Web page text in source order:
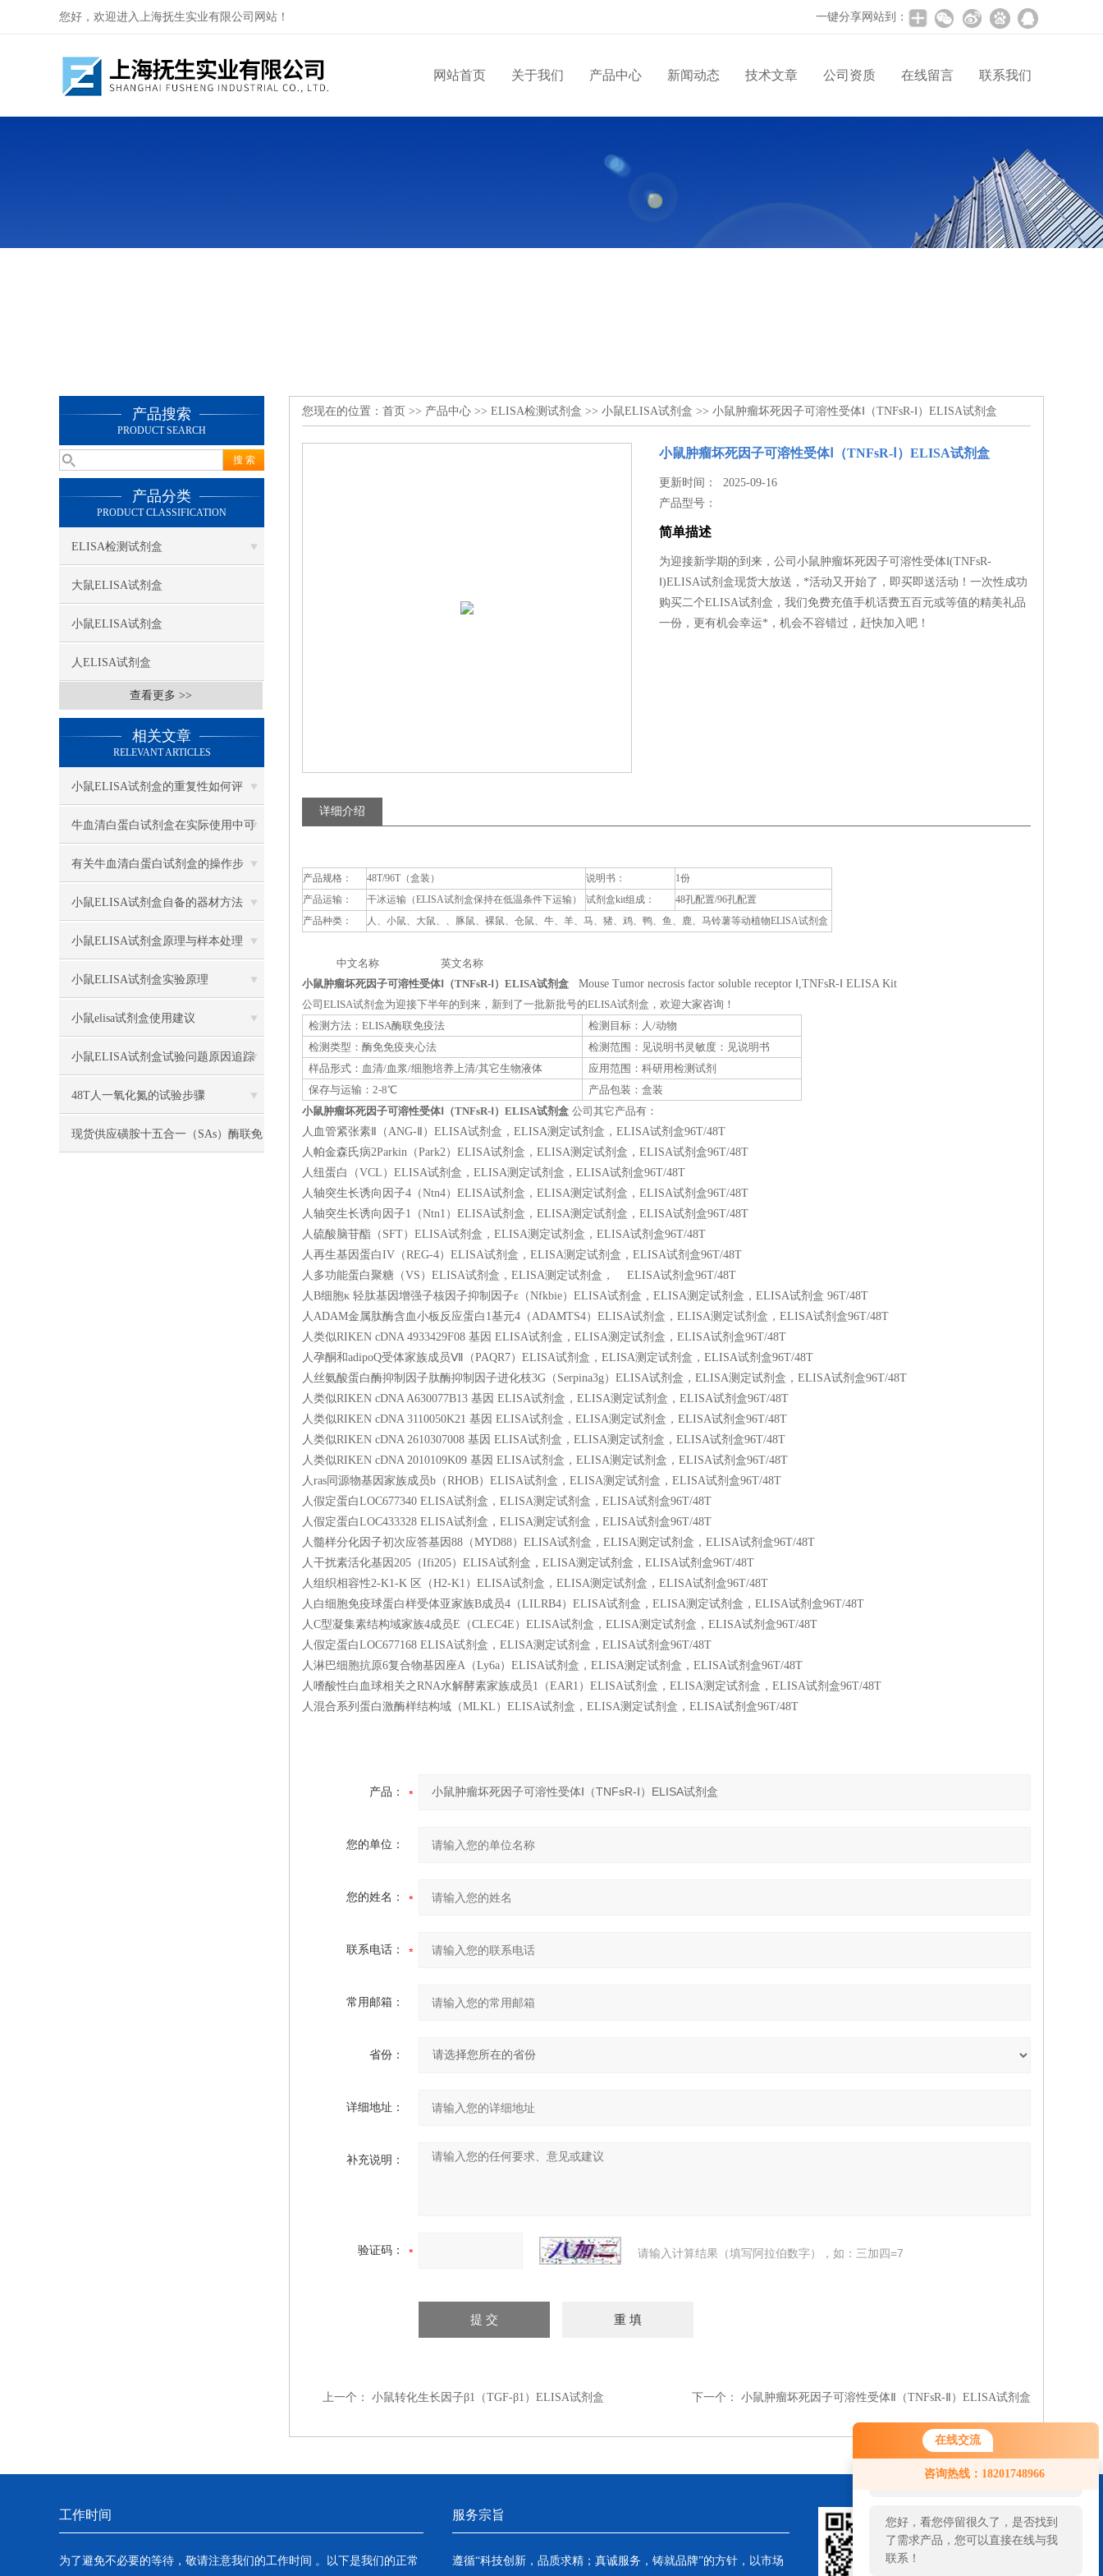
在线交流
咨询热线：18201748966
您好！欢迎前来咨询，很高兴为您
服务，请问您要咨询什么问题呢？
您好，看您停留很久了，是否找到
了需求产品，您可以直接在线与我
联系！
您好，欢迎进入上海抚生实业有限公司网站！ 一键分享网站到：
网站首页 关于我们 产品中心 新闻动态 技术文章 公司资质 在线留言 联系我们
产品搜索
PRODUCT SEARCH
产品分类
PRODUCT CLASSIFICATION
ELISA检测试剂盒
大鼠ELISA试剂盒
小鼠ELISA试剂盒
人ELISA试剂盒
查看更多 >>
相关文章
RELEVANT ARTICLES
小鼠ELISA试剂盒的重复性如何评
估？
牛血清白蛋白试剂盒在实际使用中可
分为多种类型测定
有关牛血清白蛋白试剂盒的操作步
骤，以下有详细说明
小鼠ELISA试剂盒自备的器材方法
小鼠ELISA试剂盒原理与样本处理
小鼠ELISA试剂盒实验原理
小鼠elisa试剂盒使用建议
小鼠ELISA试剂盒试验问题原因追踪
48T人一氧化氮的试验步骤
现货供应磺胺十五合一（SAs）酶联免
您现在的位置： 首页 >> 产品中心 >> ELISA检测试剂盒 >> 小鼠ELISA试剂盒 >> 小鼠肿瘤坏死因子可溶性受体Ⅰ（TNFsR-Ⅰ）ELISA试剂盒
小鼠肿瘤坏死因子可溶性受体Ⅰ（TNFsR-Ⅰ）ELISA试剂盒
更新时间： 2025-09-16
产品型号：
简单描述
为迎接新学期的到来，公司小鼠肿瘤坏死因子可溶性受体Ⅰ(TNFsR-
Ⅰ)ELISA试剂盒现货大放送，*活动又开始了，即买即送活动！一次性成功
购买二个ELISA试剂盒，我们免费充值手机话费五百元或等值的精美礼品
一份，更有机会幸运*，机会不容错过，赶快加入吧！
详细介绍
产品规格： 48T/96T（盒装） 说明书：
1份
产品运输：
干冰运输（ELISA试剂盒保持在低温条件下运输） 试剂盒kit组成：
48孔配置/96孔配置
产品种类：
人、小鼠、大鼠、、豚鼠、裸鼠、仓鼠、牛、羊、马、猪、鸡、鸭、鱼、鹿、马铃薯等动植物ELISA试剂盒
中文名称 英文名称
小鼠肿瘤坏死因子可溶性受体Ⅰ（TNFsR-Ⅰ）ELISA试剂盒 Mouse Tumor necrosis factor soluble receptor Ⅰ,TNFsR-Ⅰ ELISA Kit
公司ELISA试剂盒为迎接下半年的到来，新到了一批新批号的ELISA试剂盒，欢迎大家咨询！
检测方法：ELISA酶联免疫法
检测目标：人/动物
检测类型：酶免免疫夹心法
检测范围：见说明书灵敏度：见说明书
样品形式：血清/血浆/细胞培养上清/其它生物液体
应用范围：科研用检测试剂
保存与运输：2-8℃
产品包装：盒装
小鼠肿瘤坏死因子可溶性受体Ⅰ（TNFsR-Ⅰ）ELISA试剂盒 公司其它产品有：
人血管紧张素Ⅱ（ANG-Ⅱ）ELISA试剂盒，ELISA测定试剂盒，ELISA试剂盒96T/48T
人帕金森氏病2Parkin（Park2）ELISA试剂盒，ELISA测定试剂盒，ELISA试剂盒96T/48T
人纽蛋白（VCL）ELISA试剂盒，ELISA测定试剂盒，ELISA试剂盒96T/48T
人轴突生长诱向因子4（Ntn4）ELISA试剂盒，ELISA测定试剂盒，ELISA试剂盒96T/48T
人轴突生长诱向因子1（Ntn1）ELISA试剂盒，ELISA测定试剂盒，ELISA试剂盒96T/48T
人硫酸脑苷酯（SFT）ELISA试剂盒，ELISA测定试剂盒，ELISA试剂盒96T/48T
人再生基因蛋白IV（REG-4）ELISA试剂盒，ELISA测定试剂盒，ELISA试剂盒96T/48T
人多功能蛋白聚糖（VS）ELISA试剂盒，ELISA测定试剂盒，
ELISA试剂盒96T/48T
人B细胞κ 轻肽基因增强子核因子抑制因子ε（Nfkbie）ELISA试剂盒，ELISA测定试剂盒，ELISA试剂盒 96T/48T
人ADAM金属肽酶含血小板反应蛋白1基元4（ADAMTS4）ELISA试剂盒，ELISA测定试剂盒，ELISA试剂盒96T/48T
人类似RIKEN cDNA 4933429F08 基因 ELISA试剂盒，ELISA测定试剂盒，ELISA试剂盒96T/48T
人孕酮和adipoQ受体家族成员Ⅶ（PAQR7）ELISA试剂盒，ELISA测定试剂盒，ELISA试剂盒96T/48T
人丝氨酸蛋白酶抑制因子肽酶抑制因子进化枝3G（Serpina3g）ELISA试剂盒，ELISA测定试剂盒，ELISA试剂盒96T/48T
人类似RIKEN cDNA A630077B13 基因 ELISA试剂盒，ELISA测定试剂盒，ELISA试剂盒96T/48T
人类似RIKEN cDNA 3110050K21 基因 ELISA试剂盒，ELISA测定试剂盒，ELISA试剂盒96T/48T
人类似RIKEN cDNA 2610307008 基因 ELISA试剂盒，ELISA测定试剂盒，ELISA试剂盒96T/48T
人类似RIKEN cDNA 2010109K09 基因 ELISA试剂盒，ELISA测定试剂盒，ELISA试剂盒96T/48T
人ras同源物基因家族成员b（RHOB）ELISA试剂盒，ELISA测定试剂盒，ELISA试剂盒96T/48T
人假定蛋白LOC677340 ELISA试剂盒，ELISA测定试剂盒，ELISA试剂盒96T/48T
人假定蛋白LOC433328 ELISA试剂盒，ELISA测定试剂盒，ELISA试剂盒96T/48T
人髓样分化因子初次应答基因88（MYD88）ELISA试剂盒，ELISA测定试剂盒，ELISA试剂盒96T/48T
人干扰素活化基因205（Ifi205）ELISA试剂盒，ELISA测定试剂盒，ELISA试剂盒96T/48T
人组织相容性2-K1-K 区（H2-K1）ELISA试剂盒，ELISA测定试剂盒，ELISA试剂盒96T/48T
人白细胞免疫球蛋白样受体亚家族B成员4（LILRB4）ELISA试剂盒，ELISA测定试剂盒，ELISA试剂盒96T/48T
人C型凝集素结构域家族4成员E（CLEC4E）ELISA试剂盒，ELISA测定试剂盒，ELISA试剂盒96T/48T
人假定蛋白LOC677168 ELISA试剂盒，ELISA测定试剂盒，ELISA试剂盒96T/48T
人淋巴细胞抗原6复合物基因座A（Ly6a）ELISA试剂盒，ELISA测定试剂盒，ELISA试剂盒96T/48T
人嗜酸性白血球相关之RNA水解酵素家族成员1（EAR1）ELISA试剂盒，ELISA测定试剂盒，ELISA试剂盒96T/48T
人混合系列蛋白激酶样结构域（MLKL）ELISA试剂盒，ELISA测定试剂盒，ELISA试剂盒96T/48T
产品：
您的单位：
您的姓名：
联系电话：
常用邮箱：
省份：
详细地址：
补充说明：
验证码： 请输入计算结果（填写阿拉伯数字），如：三加四=7
上一个： 小鼠转化生长因子β1（TGF-β1）ELISA试剂盒 下一个： 小鼠肿瘤坏死因子可溶性受体Ⅱ（TNFsR-Ⅱ）ELISA试剂盒
工作时间
为了避免不必要的等待，敬请注意我们的工作时间 。以下是我们的正常
服务宗旨
遵循“科技创新，品质求精；真诚服务，铸就品牌”的方针，以市场